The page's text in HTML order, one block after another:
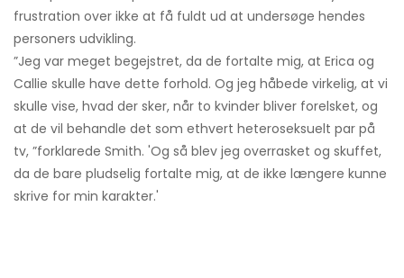
frustration over ikke at få fuldt ud at undersøge hendes
personers udvikling.
”Jeg var meget begejstret, da de fortalte mig, at Erica og
Callie skulle have dette forhold. Og jeg håbede virkelig, at vi
skulle vise, hvad der sker, når to kvinder bliver forelsket, og
at de vil behandle det som ethvert heteroseksuelt par på
tv, ”forklarede Smith. 'Og så blev jeg overrasket og skuffet,
da de bare pludselig fortalte mig, at de ikke længere kunne
skrive for min karakter.'